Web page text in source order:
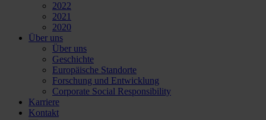
2022
2021
2020
Über uns
Über uns
Geschichte
Europäische Standorte
Forschung und Entwicklung
Corporate Social Responsibility
Karriere
Kontakt